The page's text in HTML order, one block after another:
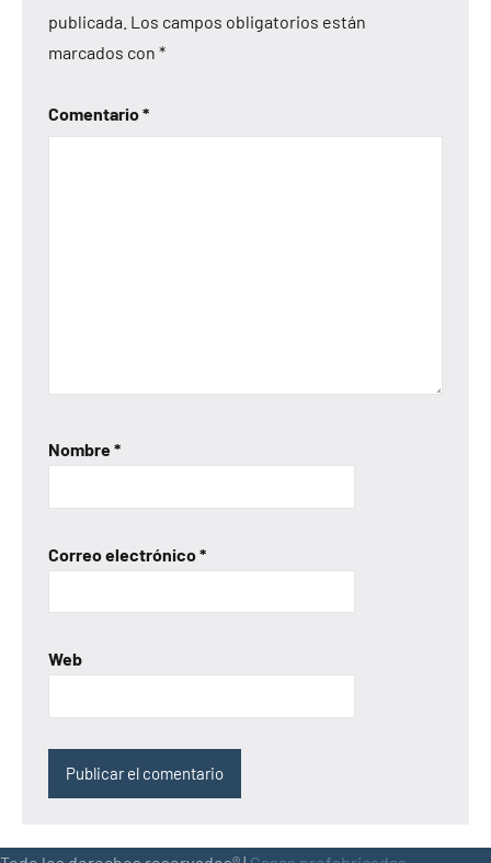
publicada. Los campos obligatorios están
marcados con *
Comentario*
Nombre*
Correo electrónico*
Web